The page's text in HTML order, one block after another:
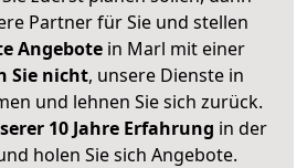
Partner für Sie und stellen
Angebote in Marl mit einer
Sie nicht, unsere Dienste in
und lehnen Sie sich zurück.
10 Jahre Erfahrung in der
holen Sie sich Angebote.